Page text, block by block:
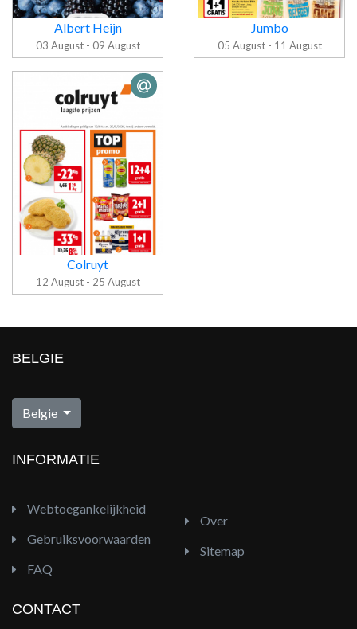
Folder Albert
Heijn
Albert Heijn
03 August - 09 August
Jumbo
05 August - 11 August
Folder Colruyt
Colruyt
12 August - 25 August
BELGIE
Belgie
INFORMATIE
Webtoegankelijkheid
Gebruiksvoorwaarden
FAQ
Over
Sitemap
CONTACT